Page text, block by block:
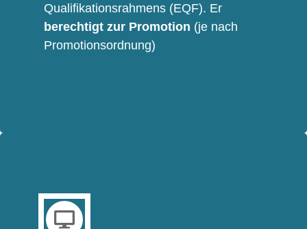
Qualifikationsrahmens (EQF). Er
berechtigt zur Promotion (je nach
Promotionsordnung)